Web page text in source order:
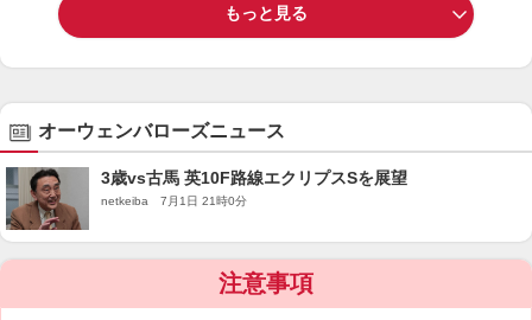
もっと見る
オーウェンバローズニュース
3歳vs古馬 英10F路線エクリプスSを展望
netkeiba 7月1日 21時0分
注意事項